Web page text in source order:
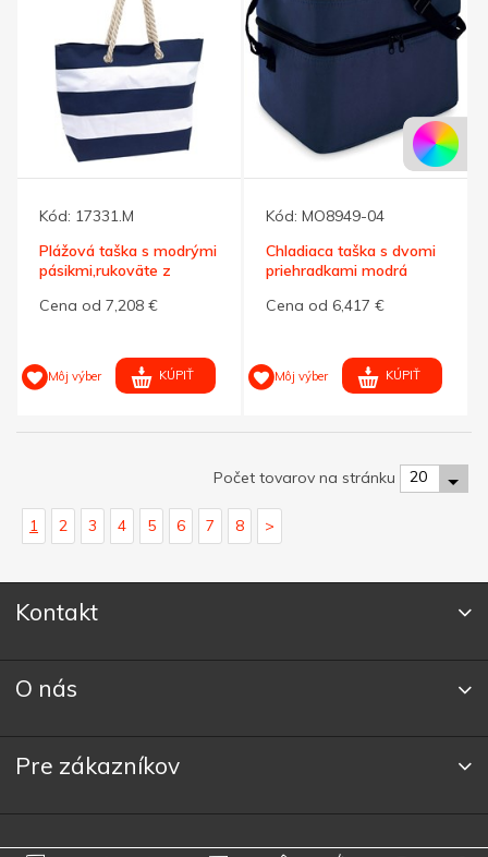
Kód: 17331.M
Plážová taška s modrými
pásikmi,rukoväte z
Cena od 7,208 €
Môj výber KÚPIŤ
Kód: MO8949-04
Chladiaca taška s dvomi
priehradkami modrá
Cena od 6,417 €
Môj výber KÚPIŤ
Počet tovarov na stránku 20
1 2 3 4 5 6 7 8 >
Kontakt
O nás
Pre zákazníkov